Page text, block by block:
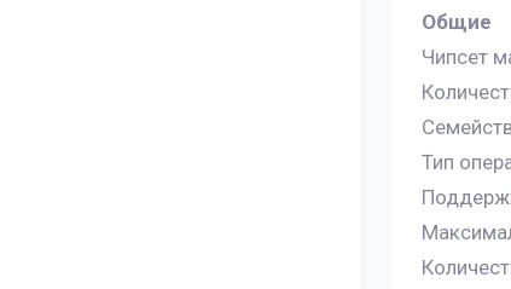
Общие
Чипсет
Тип